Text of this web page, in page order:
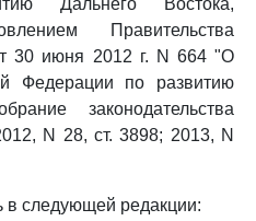
Дальнего Востока,
Правительства
30 июня 2012 г. N 664 "О
Федерации по развитию
законодательства
N 28, ст. 3898; 2013, N
в следующей редакции: